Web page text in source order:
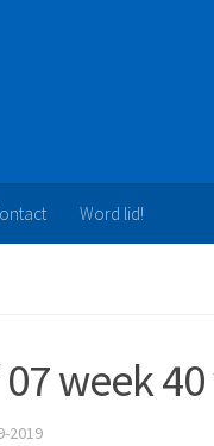
Word lid!
week
2019